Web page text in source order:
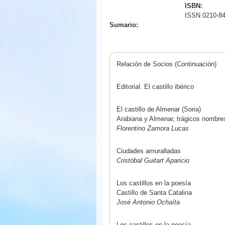
ISBN:
ISSN 0210-
Sumario:
Relación de Socios (Continuación)
Editorial. El castillo ibérico
El castillo de Almenar (Soria)
Arabiana y Almenar, trágicos
Florentino Zamora Lucas
Ciudades amuralladas
Cristóbal Guitart Aparicio
Los castillos en la poesía
Castillo de Santa Catalina
José Antonio Ochaíta